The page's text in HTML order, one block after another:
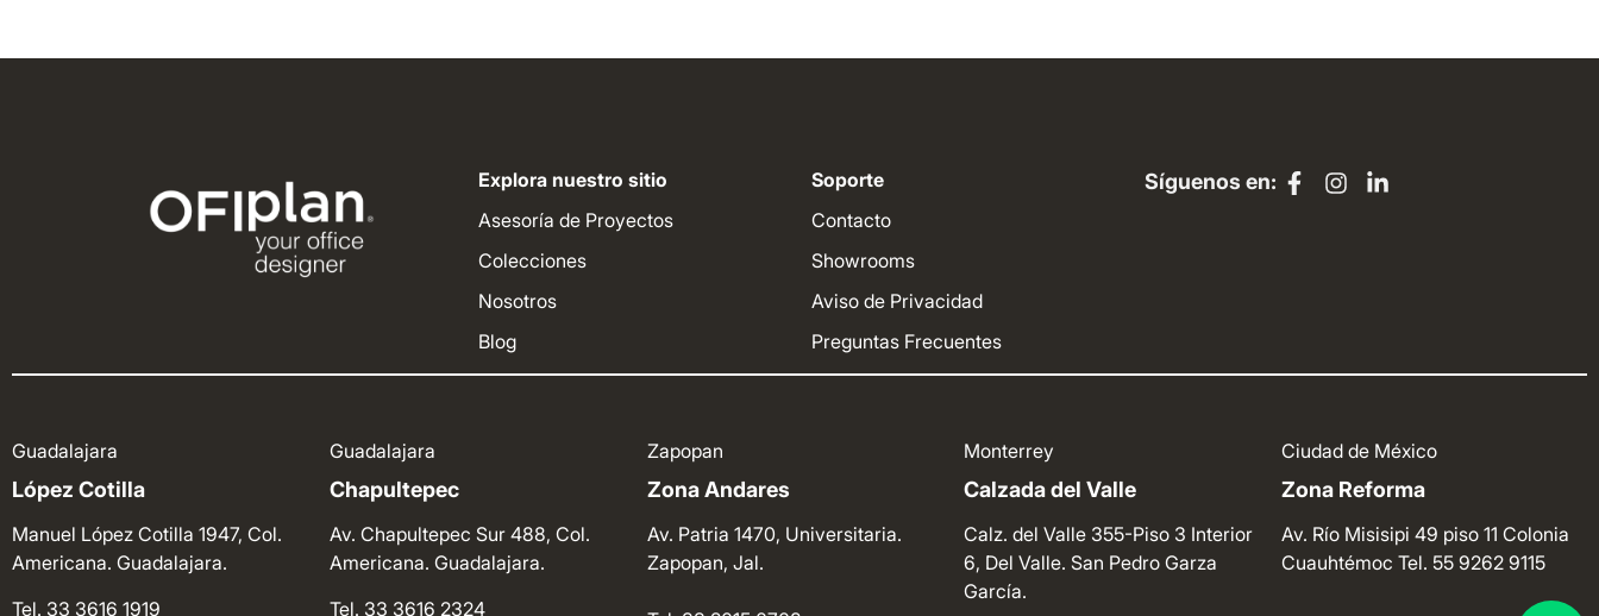
Explora nuestro sitio
Asesoría de Proyectos
Colecciones
Nosotros
Blog
Soporte
Contacto
Showrooms
Aviso de Privacidad
Preguntas Frecuentes
Síguenos en:
Guadalajara
López Cotilla
Manuel López Cotilla 1947, Col.
Americana. Guadalajara.
Tel. 33 3616 1919
Guadalajara
Chapultepec
Av. Chapultepec Sur 488, Col.
Americana. Guadalajara.
Tel. 33 3616 2324
Zapopan
Zona Andares
Av. Patria 1470, Universitaria.
Zapopan, Jal.
Monterrey
Calzada del Valle
Calz. del Valle 355-Piso 3 Interior
6, Del Valle. San Pedro Garza
García.
Ciudad de México
Zona Reforma
Av. Río Misisipi 49 piso 11 Colonia
CuauhtémocTel. 55 9262 9115